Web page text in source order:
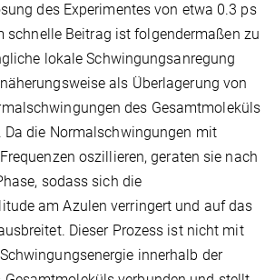
des Experimentes von etwa 0.3 ps
schnelle Beitrag ist folgendermaßen zu
lokale Schwingungsanregung
als Überlagerung von
des Gesamtmoleküls
Da die Normalschwingungen mit
oszillieren, geraten sie nach
sodass sich die
am Azulen verringert und auf das
Dieser Prozess ist nicht mit
innerhalb der